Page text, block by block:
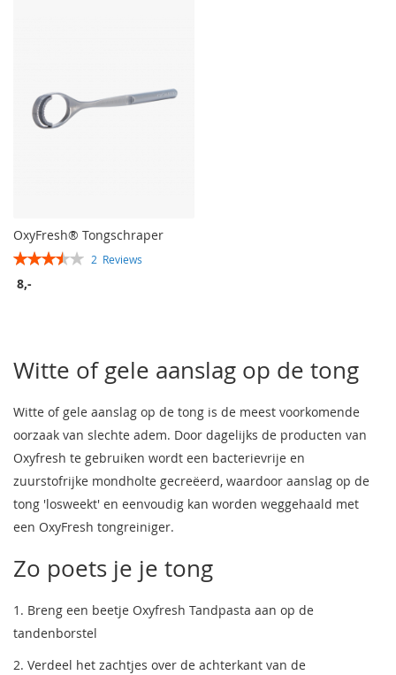
OxyFresh® Tongschraper
Rating:
2 Reviews
8,-
Witte of gele aanslag op de tong
Witte of gele aanslag op de tong is de meest voorkomende
oorzaak van slechte adem. Door dagelijks de producten van
Oxyfresh te gebruiken wordt een bacterievrije en
zuurstofrijke mondholte gecreëerd, waardoor aanslag op de
tong 'losweekt' en eenvoudig kan worden weggehaald met
een OxyFresh tongreiniger.
Zo poets je je tong
1. Breng een beetje Oxyfresh Tandpasta aan op de
tandenborstel
2. Verdeel het zachtjes over de achterkant van de